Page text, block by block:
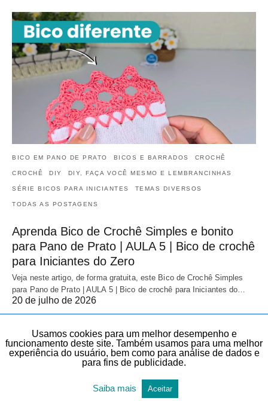
BICO EM PANO DE PRATO BICOS E BARRADOS CROCHÊ
CROCHÊ DIY DIY, FAÇA VOCÊ MESMO E LEMBRANCINHAS
SÉRIE BICOS PARA INICIANTES TEMAS DIVERSOS
TODAS AS POSTAGENS
Aprenda Bico de Crochê Simples e bonito
para Pano de Prato | AULA 5 | Bico de crochê
para Iniciantes do Zero
Veja neste artigo, de forma gratuita, este Bico de Crochê Simples
para Pano de Prato | AULA 5 | Bico de crochê para Iniciantes do…
20 de julho de 2026
Usamos cookies para um melhor desempenho e
funcionamento deste site. Também usamos para uma melhor
experiência do usuário, bem como para análise de dados e
para fins de publicidade.
Saiba mais Aceitar